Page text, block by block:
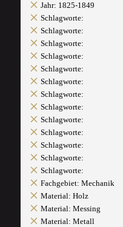
Jahr: 1825-1849
Schlagworte:
Schlagworte:
Schlagworte:
Schlagworte:
Schlagworte:
Schlagworte:
Schlagworte:
Schlagworte:
Schlagworte:
Schlagworte:
Schlagworte:
Schlagworte:
Schlagworte:
Fachgebiet: Mechanik
Material: Holz
Material: Messing
Material: Metall